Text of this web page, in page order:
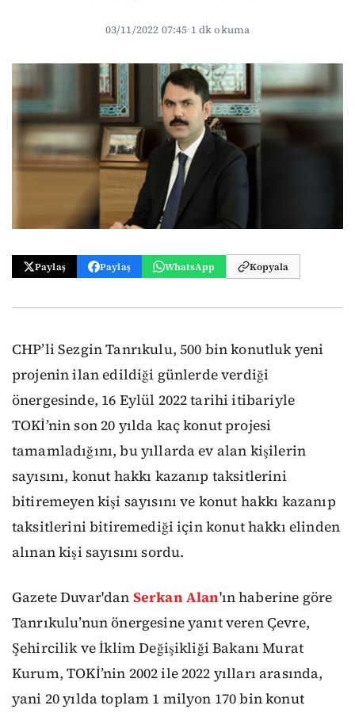
03/11/2022 07:45·1 dk okuma
Paylaş Paylaş WhatsApp Kopyala
CHP’li Sezgin Tanrıkulu, 500 bin konutluk yeni
projenin ilan edildiği günlerde verdiği
önergesinde, 16 Eylül 2022 tarihi itibariyle
TOKİ’nin son 20 yılda kaç konut projesi
tamamladığını, bu yıllarda ev alan kişilerin
sayısını, konut hakkı kazanıp taksitlerini
bitiremeyen kişi sayısını ve konut hakkı kazanıp
taksitlerini bitiremediği için konut hakkı elinden
alınan kişi sayısını sordu.
Gazete Duvar'dan Serkan Alan'ın haberine göre
Tanrıkulu’nun önergesine yanıt veren Çevre,
Şehircilik ve İklim Değişikliği Bakanı Murat
Kurum, TOKİ’nin 2002 ile 2022 yılları arasında,
yani 20 yılda toplam 1 milyon 170 bin konut